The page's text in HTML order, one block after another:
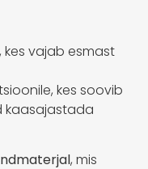
vajab esmast
kes soovib
kaasajastada
, mis